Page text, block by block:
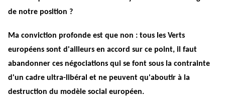
de notre position ?
Ma conviction profonde est que non : tous les Verts
européens sont d'ailleurs en accord sur ce point, il faut
abandonner ces négociations qui se font sous la contrainte
d'un cadre ultra-libéral et ne peuvent qu'aboutir à la
destruction du modèle social européen.